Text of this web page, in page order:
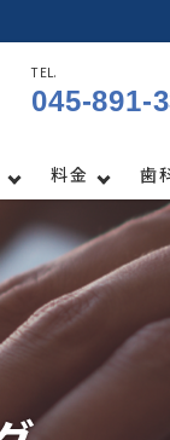
TEL.
045-891-
料金 歯